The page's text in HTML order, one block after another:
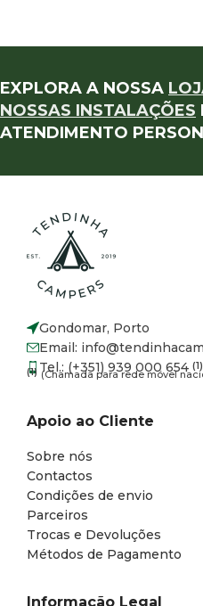
EXPLORA A NOSSA
NOSSAS INSTALAÇÕES
ATENDIMENTO
Gondomar, Porto
Email:
Tel.: (+351) 939 000 654 (1)
(1) (Chamada para rede móvel
Apoio ao Cliente
Sobre nós
Contactos
Condições de envio
Parceiros
Trocas e Devoluções
Métodos de Pagamento
Informação Legal